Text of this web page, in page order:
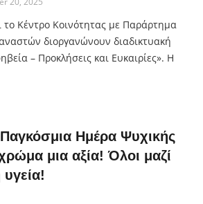
Κέντρο Κοινότητας με Παράρτημα
διοργανώνουν διαδικτυακή
– Προκλήσεις και Ευκαιρίες». Η
θα είναι οι: ·Πέτρος
Ημέρα Ψυχικής
μια αξία! Όλοι μαζί